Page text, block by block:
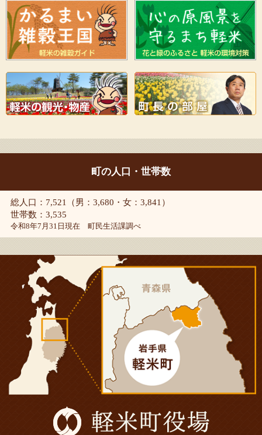
町の人口・世帯数
総人口：7,521（男：3,680・女：3,841）
世帯数：3,535
令和8年7月31日現在 町民生活課調べ